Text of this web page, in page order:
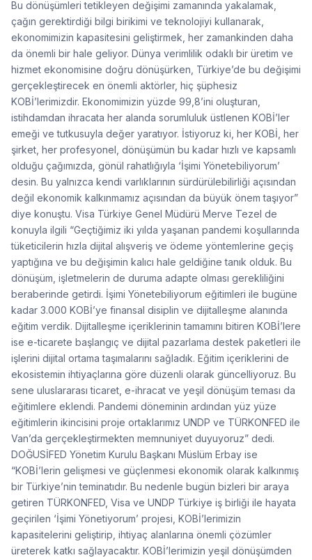
Bu dönüşümleri tetikleyen değişimi zamanında yakalamak,
çağın gerektirdiği bilgi birikimi ve teknolojiyi kullanarak,
ekonomimizin kapasitesini geliştirmek, her zamankinden daha
da önemli bir hale geliyor. Dünya verimlilik odaklı bir üretim ve
hizmet ekonomisine doğru dönüşürken, Türkiye’de bu değişimi
gerçekleştirecek en önemli aktörler, hiç şüphesiz
KOBİ’lerimizdir. Ekonomimizin yüzde 99,8’ini oluşturan,
istihdamdan ihracata her alanda sorumluluk üstlenen KOBİ’ler
emeği ve tutkusuyla değer yaratıyor. İstiyoruz ki, her KOBİ, her
şirket, her profesyonel, dönüşümün bu kadar hızlı ve kapsamlı
olduğu çağımızda, gönül rahatlığıyla ‘İşimi Yönetebiliyorum’
desin. Bu yalnızca kendi varlıklarının sürdürülebilirliği açısından
değil ekonomik kalkınmamız açısından da büyük önem taşıyor”
diye konuştu. Visa Türkiye Genel Müdürü Merve Tezel de
konuyla ilgili “Geçtiğimiz iki yılda yaşanan pandemi koşullarında
tüketicilerin hızla dijital alışveriş ve ödeme yöntemlerine geçiş
yaptığına ve bu değişimin kalıcı hale geldiğine tanık olduk. Bu
dönüşüm, işletmelerin de duruma adapte olması gerekliliğini
beraberinde getirdi. İşimi Yönetebiliyorum eğitimleri ile bugüne
kadar 3.000 KOBİ’ye finansal disiplin ve dijitalleşme alanında
eğitim verdik. Dijitalleşme içeriklerinin tamamını bitiren KOBİ’lere
ise e-ticarete başlangıç ve dijital pazarlama destek paketleri ile
işlerini dijital ortama taşımalarını sağladık. Eğitim içeriklerini de
ekosistemin ihtiyaçlarına göre düzenli olarak güncelliyoruz. Bu
sene uluslararası ticaret, e-ihracat ve yeşil dönüşüm teması da
eğitimlere eklendi. Pandemi döneminin ardından yüz yüze
eğitimlerin ikincisini proje ortaklarımız UNDP ve TÜRKONFED ile
Van’da gerçekleştirmekten memnuniyet duyuyoruz” dedi.
DOĞUSİFED Yönetim Kurulu Başkanı Müslüm Erbay ise
“KOBİ’lerin gelişmesi ve güçlenmesi ekonomik olarak kalkınmış
bir Türkiye’nin teminatıdır. Bu nedenle bugün bizleri bir araya
getiren TÜRKONFED, Visa ve UNDP Türkiye iş birliği ile hayata
geçirilen ‘İşimi Yönetiyorum’ projesi, KOBİ’lerimizin
kapasitelerini geliştirip, ihtiyaç alanlarına önemli çözümler
üreterek katkı sağlayacaktır. KOBİ’lerimizin yeşil dönüşümden